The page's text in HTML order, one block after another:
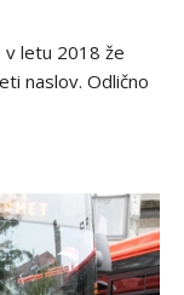
v letu 2018 že
naslov. Odlično